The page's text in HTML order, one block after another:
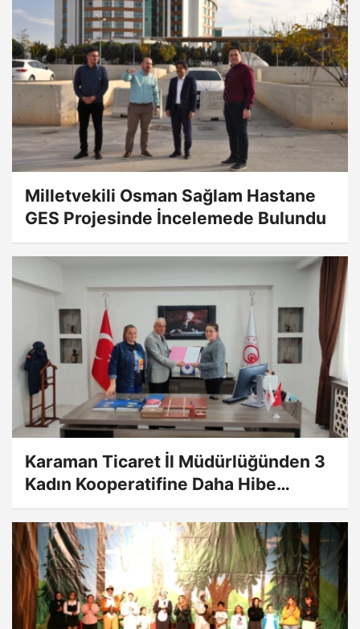
Milletvekili Osman Sağlam Hastane
GES Projesinde İncelemede Bulundu
Karaman Ticaret İl Müdürlüğünden 3
Kadın Kooperatifine Daha Hibe
Desteği